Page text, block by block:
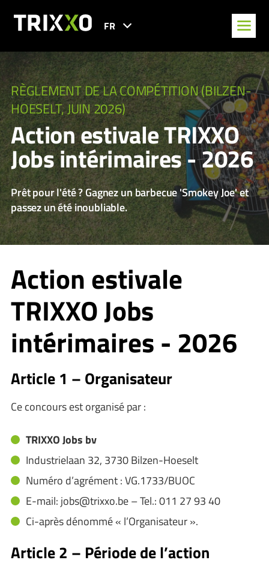
FR
RÈGLEMENT DE LA COMPÉTITION (BILZEN-
HOESELT, JUIN 2026)
Action estivale TRIXXO
Jobs intérimaires - 2026
Prêt pour l'été ? Gagnez un barbecue 'Smokey Joe' et
passez un été inoubliable.
Action estivale
TRIXXO Jobs
intérimaires - 2026
Article 1 – Organisateur
Ce concours est organisé par :
TRIXXO Jobs bv
Industrielaan 32, 3730 Bilzen-Hoeselt
Numéro d’agrément : VG.1733/BUOC
E-mail: jobs@trixxo.be – Tel.: 011 27 93 40
Ci-après dénommé « l’Organisateur ».
Article 2 – Période de l’action